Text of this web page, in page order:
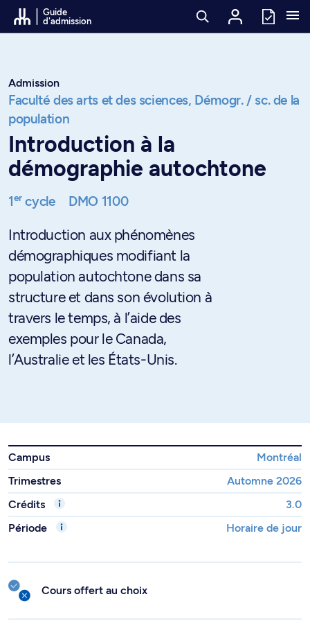
Passer au contenu
Guide
d'admission
Admission
Faculté des arts et des sciences, Démogr. / sc. de la
population
Introduction à la
démographie autochtone
1ercycle DMO 1100
Introduction aux phénomènes
démographiques modifiant la
population autochtone dans sa
structure et dans son évolution à
travers le temps, à l’aide des
exemples pour le Canada,
l’Australie et les États-Unis.
Campus
Montréal
Trimestres
Automne 2026
Crédits
3.0
Période
Horaire de jour
Cours offert au choix